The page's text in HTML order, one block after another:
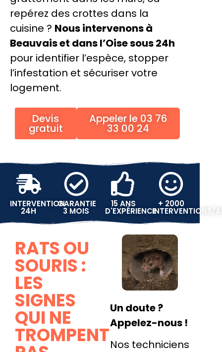
repérez des crottes dans la
cuisine ? Nous intervenons à
Beauvais et dans l’Oise sous 24h
pour identifier l’espèce, stopper
l’infestation et sécuriser votre
logement.
Devis
gratuit
Appeler le 03 76
33 00 24
INTERVENTION
24H
GARANTIE
3 MOIS
15 ANS
D'EXPÉRIENCE
+ 2000
INTERVENTIONS/
RATS OU
SOURIS :
LES
SIGNES
QUI NE
TROMPENT
Un doute ?
Appelez-nous !
Nos techniciens